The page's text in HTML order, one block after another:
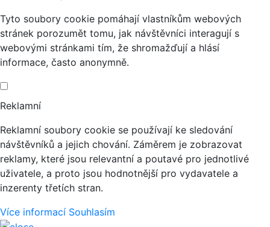
Tyto soubory cookie pomáhají vlastníkům webových
stránek porozumět tomu, jak návštěvníci interagují s
webovými stránkami tím, že shromažďují a hlásí
informace, často anonymně.
Reklamní
Reklamní soubory cookie se používají ke sledování
návštěvníků a jejich chování. Záměrem je zobrazovat
reklamy, které jsou relevantní a poutavé pro jednotlivé
uživatele, a proto jsou hodnotnější pro vydavatele a
inzerenty třetích stran.
Více informací Souhlasím